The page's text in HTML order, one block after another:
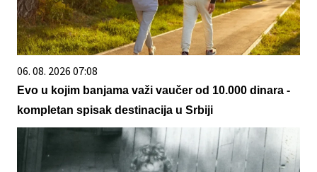
06. 08. 2026 07:08
Evo u kojim banjama važi vaučer od 10.000 dinara -
kompletan spisak destinacija u Srbiji